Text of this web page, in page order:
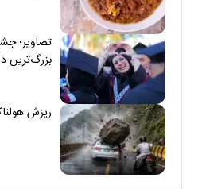
تصاویر؛
بزرگ‌ترین
ریزش